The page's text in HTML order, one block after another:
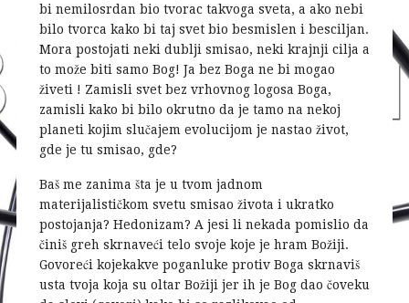
bi nemilosrdan bio tvorac takvoga sveta, a ako nebi
bilo tvorca kako bi taj svet bio besmislen i besciljan.
Mora postojati neki dublji smisao, neki krajnji cilja a
to može biti samo Bog! Ja bez Boga ne bi mogao
živeti ! Zamisli svet bez vrhovnog logosa Boga,
zamisli kako bi bilo okrutno da je tamo na nekoj
planeti kojim slučajem evolucijom je nastao život,
gde je tu smisao, gde?
Baš me zanima šta je u tvom jadnom
materijalističkom svetu smisao života i ukratko
postojanja? Hedonizam? A jesi li nekada pomislio da
činiš greh skrnaveći telo svoje koje je hram Božiji.
Govoreći kojekakve poganluke protiv Boga skrnaviš
usta tvoja koja su oltar Božiji jer ih je Bog dao čoveku